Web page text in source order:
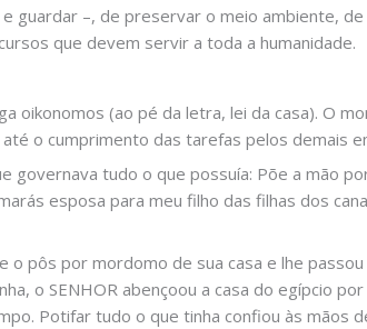
guardar –, de preservar o meio ambiente,
que devem servir a toda a humanidade.
oikonomos (ao pé da letra, lei da casa). O
o cumprimento das tarefas pelos demais
governava tudo o que possuía: Põe a mão
esposa para meu filho das filhas dos
o pôs por mordomo de sua casa e lhe
o SENHOR abençoou a casa do egípcio
Potifar tudo o que tinha confiou às mãos